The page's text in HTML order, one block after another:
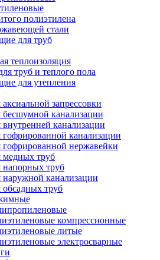
полиэтилена
стали
для труб
теплоизоляция
труб и теплого пола
для утепления
запрессовки
канализации
канализации
канализации
нержавейки
труб
труб
канализации
труб
компрессионные
литые
электросварные